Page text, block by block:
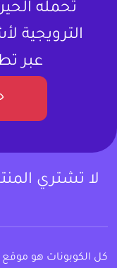
تحمله
الترويجية
عبر
لا تشتري
كل الكوبونات هو